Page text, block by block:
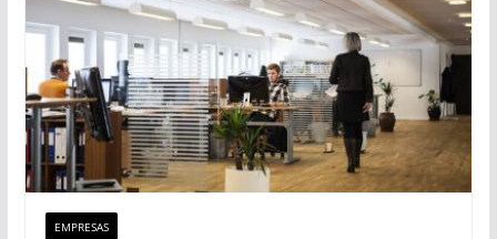
EMPRESAS